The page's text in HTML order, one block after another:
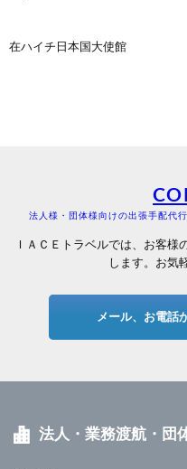
在ハイチ日本国大使館
法人様・団体様向けの出張手配代
ＩＡＣＥトラベルでは、お客
します。お気
メール、お電話
法人・業務渡航・団